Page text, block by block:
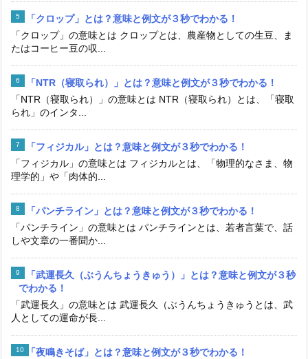
「クロップ」とは？意味と例文が３秒でわかる！
「クロップ」の意味とは クロップとは、農産物としての生豆、ま
たはコーヒー豆の収...
「NTR（寝取られ）」とは？意味と例文が３秒でわかる！
「NTR（寝取られ）」の意味とは NTR（寝取られ）とは、「寝取
られ」のインタ...
「フィジカル」とは？意味と例文が３秒でわかる！
「フィジカル」の意味とは フィジカルとは、「物理的なさま、物
理学的」や「肉体的...
「パンチライン」とは？意味と例文が３秒でわかる！
「パンチライン」の意味とは パンチラインとは、若者言葉で、話
しや文章の一番聞か...
「武運長久（ぶうんちょうきゅう）」とは？意味と例文が３秒
でわかる！
「武運長久」の意味とは 武運長久（ぶうんちょうきゅうとは、武
人としての運命が長...
「夜鳴きそば」とは？意味と例文が３秒でわかる！